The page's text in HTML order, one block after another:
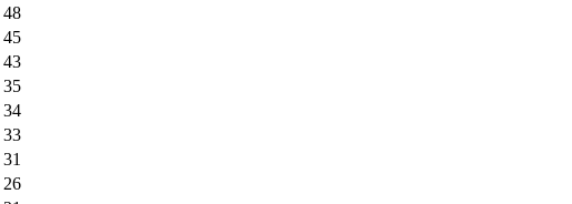
48
45
43
35
34
33
31
26